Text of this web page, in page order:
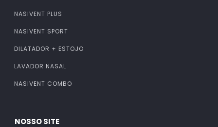
NASIVENT PLUS
NASIVENT SPORT
DILATADOR + ESTOJO
LAVADOR NASAL
NASIVENT COMBO
NOSSO SITE